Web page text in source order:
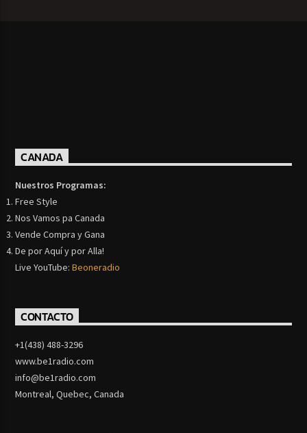
CANADA
Nuestros Programas:
Free Style
Nos Vamos pa Canada
Vende Compra y Gana
De por Aquí y por Alla!
Live YouTube:Beoneradio
CONTACTO
+1(438) 488-3296
www.be1radio.com
info@be1radio.com
Montreal, Quebec, Canada